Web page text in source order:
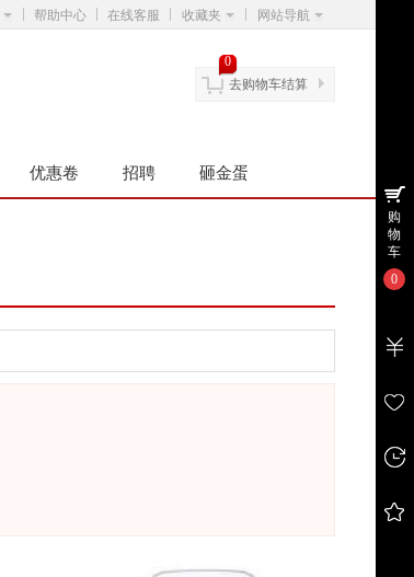
帮助中心 在线客服 收藏夹 网站导航
去购物车结算
0
优惠卷 招聘 砸金蛋
购
物
车
0